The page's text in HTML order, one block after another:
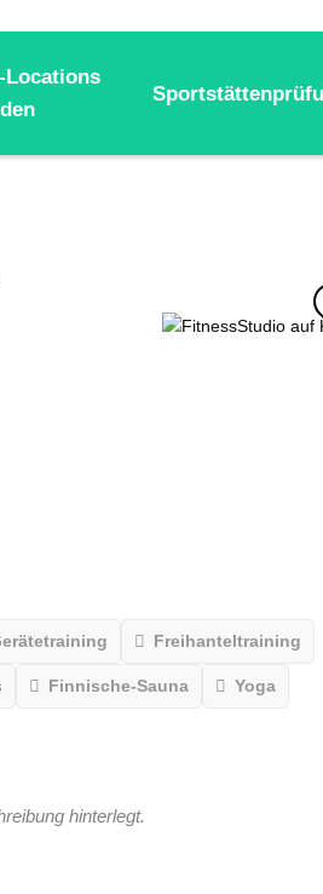
Locations
Freihanteltraining
Finnische-Sauna Yoga
hinterlegt.